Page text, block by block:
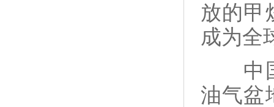
放的甲
成为全
中
油气盆